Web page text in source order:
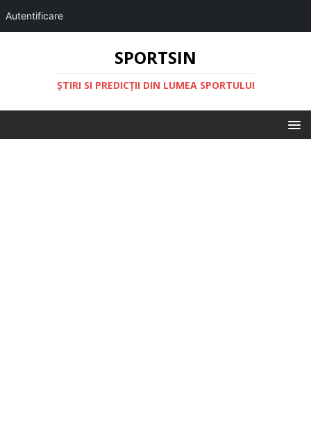
Autentificare
SPORTSIN
ŞTIRI SI PREDICŢII DIN LUMEA SPORTULUI